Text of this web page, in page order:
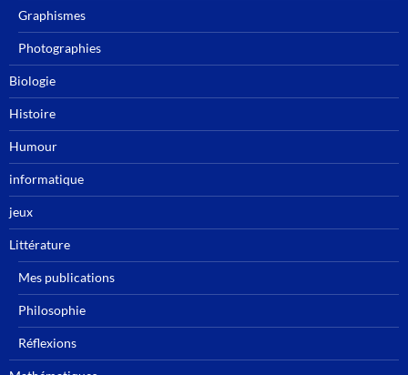
Graphismes
Photographies
Biologie
Histoire
Humour
informatique
jeux
Littérature
Mes publications
Philosophie
Réflexions